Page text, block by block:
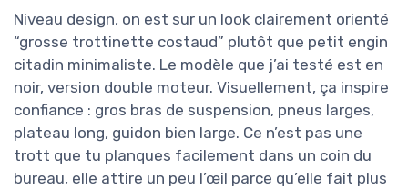
Niveau design, on est sur un look clairement orienté
“grosse trottinette costaud” plutôt que petit engin
citadin minimaliste. Le modèle que j’ai testé est en
noir, version double moteur. Visuellement, ça inspire
confiance : gros bras de suspension, pneus larges,
plateau long, guidon bien large. Ce n’est pas une
trott que tu planques facilement dans un coin du
bureau, elle attire un peu l’œil parce qu’elle fait plus